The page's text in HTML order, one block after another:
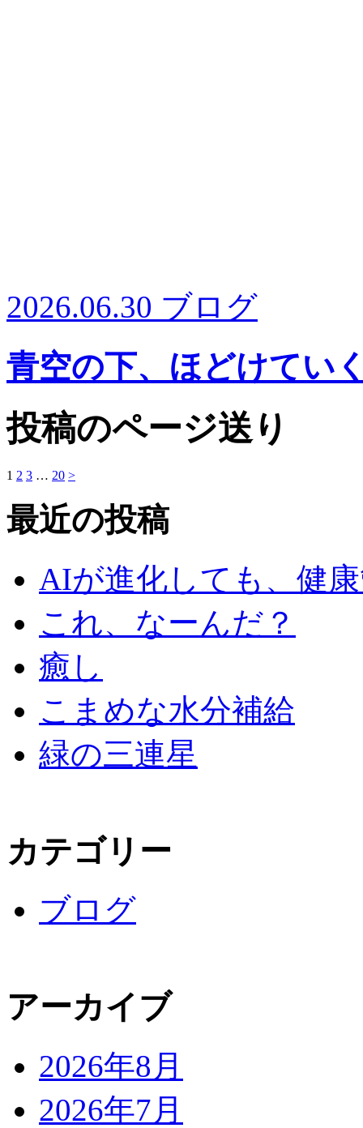
2026.06.30 ブログ
青空の下、ほどけてい
投稿のページ送り
1 2 3 … 20 >
最近の投稿
AIが進化しても、健
これ、なーんだ？
癒し
こまめな水分補給
緑の三連星
カテゴリー
ブログ
アーカイブ
2026年8月
2026年7月